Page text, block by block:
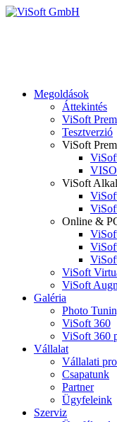
Megoldások
Áttekintés
ViSoft
Tesztverzió
ViSoft
ViSoft
Online &
ViSoft
ViSoft
Galéria
Photo
ViSoft 360
ViSoft 360
Vállalat
Vállalati
Csapatunk
Partner
Ügyfeleink
Szerviz